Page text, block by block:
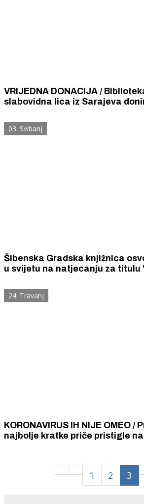
VRIJEDNA DONACIJA /
slabovidna lica iz Sarajeva
03. Svibanj
Šibenska Gradska knjižnica
u svijetu na natjecanju za titulu
društava
24. Travanj
KORONAVIRUS IH NIJE OMEO /
najbolje kratke priče pristigle
1 2 3